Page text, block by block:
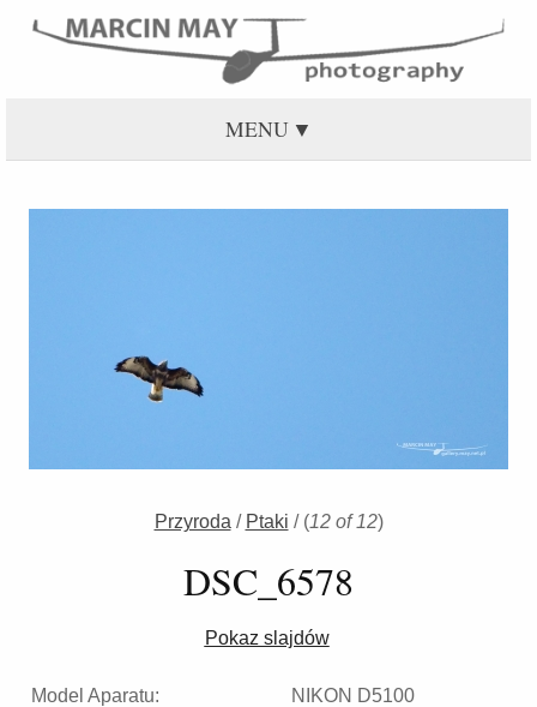
MENU
Przyroda / Ptaki / (12 of 12)
DSC_6578
Pokaz slajdów
Model Aparatu:
NIKON D5100